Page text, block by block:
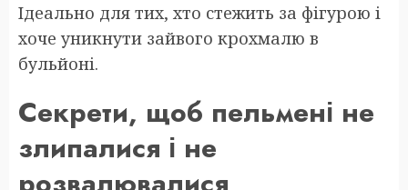
Ідеально для тих, хто стежить за фігурою і
хоче уникнути зайвого крохмалю в
бульйоні.
Секрети, щоб пельмені не
злипалися і не